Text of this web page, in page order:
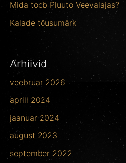
Mida toob Pluuto Veevalajas?
Kalade tõusumärk
Arhiivid
veebruar 2026
aprill 2024
jaanuar 2024
august 2023
september 2022